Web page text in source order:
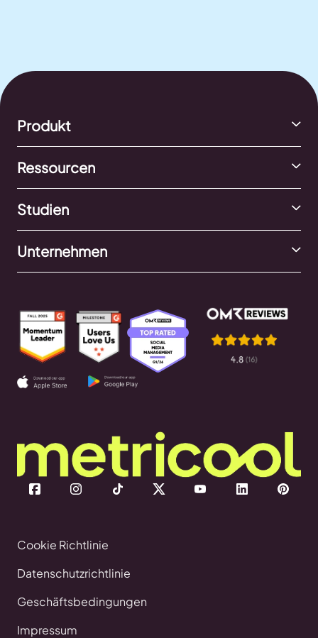
Produkt
Ressourcen
Studien
Unternehmen
Cookie Richtlinie
Datenschutzrichtlinie
Geschäftsbedingungen
Impressum